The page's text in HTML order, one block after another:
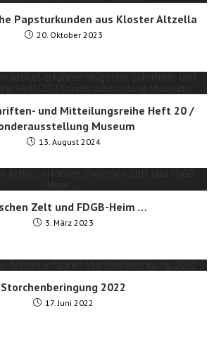
Papsturkunden aus Kloster Altzella
20. Oktober 2023
und Mitteilungsreihe Heft 20 /
Museum
13. August 2024
Zelt und FDGB-Heim …
3. März 2023
Storchenberingung 2022
17. Juni 2022